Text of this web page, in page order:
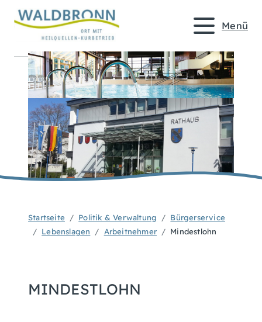
Menü
Startseite Politik & Verwaltung
Bürgerservice
Lebenslagen
Arbeitnehmer Mindestlohn
MINDESTLOHN